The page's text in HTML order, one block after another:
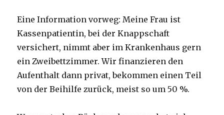
Eine Information vorweg: Meine Frau ist
Kassenpatientin, bei der Knappschaft
versichert, nimmt aber im Krankenhaus gern
ein Zweibettzimmer. Wir finanzieren den
Aufenthalt dann privat, bekommen einen Teil
von der Beihilfe zurück, meist so um 50 %.